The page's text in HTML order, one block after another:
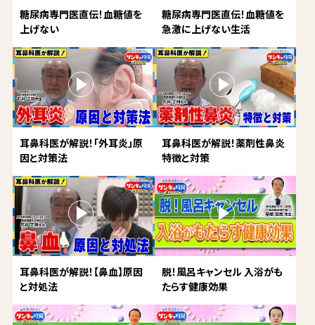
糖尿病専門医直伝！血糖値を
上げない
糖尿病専門医直伝！血糖値を
急激に上げない生活
耳鼻科医が解説！「外耳炎」原
因と対策法
耳鼻科医が解説！薬剤性鼻炎
特徴と対策
耳鼻科医が解説！【鼻血】原因
と対処法
脱！風呂キャンセル 入浴がも
たらす健康効果